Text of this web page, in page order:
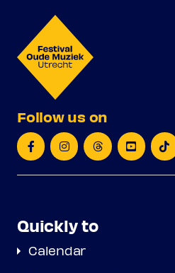
Follow us on
Quickly to
Calendar